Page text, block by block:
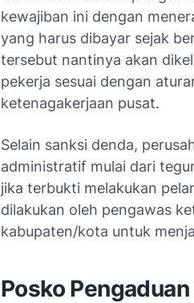
kewajiban ini dengan
yang harus dibayar sejak
tersebut nantinya akan
pekerja sesuai dengan
ketenagakerjaan pusat.
Selain sanksi denda,
administratif mulai dari
jika terbukti melakukan
dilakukan oleh pengawas
kabupaten/kota untuk
Posko